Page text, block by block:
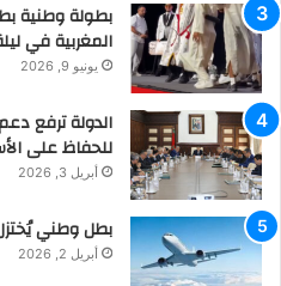
بطولة وطنية
المغربية في
يونيو 9, 2026
للحفاظ على
أبريل 3, 2026
بطل وطني
أبريل 2, 2026